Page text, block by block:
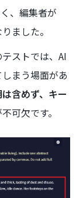
、編集者が
ました。
ストでは、AI
まう場面があ
は含めず、キー
可欠です。